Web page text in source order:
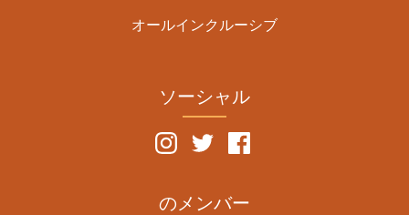
オールインクルーシブ
ソーシャル
のメンバー